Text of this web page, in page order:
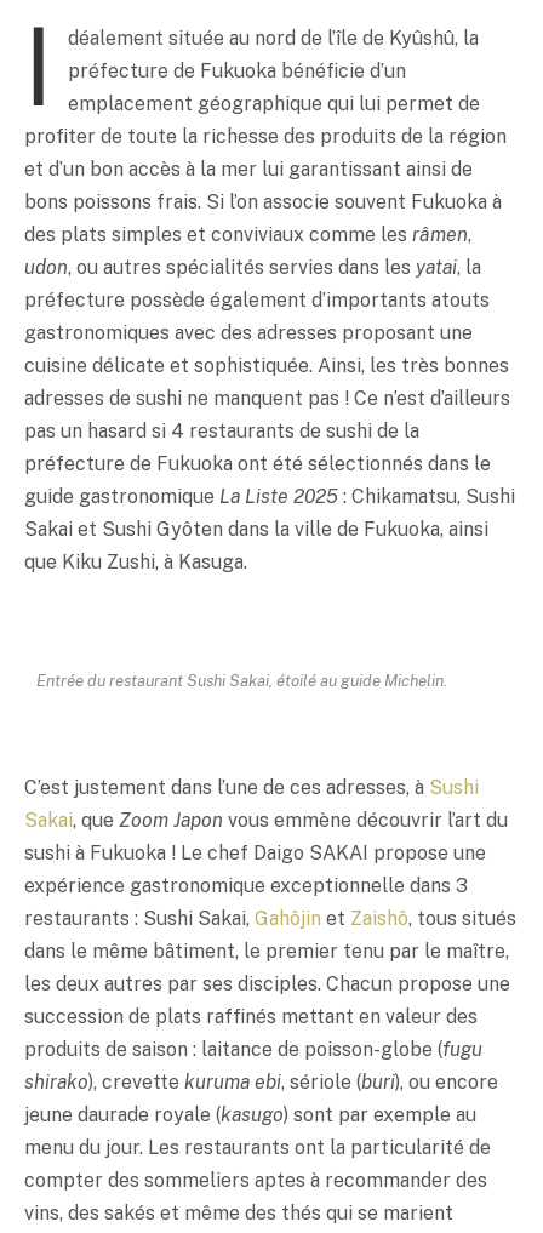
I
déalement située au nord de l’île de Kyûshû, la
préfecture de Fukuoka bénéficie d’un
emplacement géographique qui lui permet de
profiter de toute la richesse des produits de la région
et d’un bon accès à la mer lui garantissant ainsi de
bons poissons frais. Si l’on associe souvent Fukuoka à
des plats simples et conviviaux comme les râmen,
udon, ou autres spécialités servies dans les yatai, la
préfecture possède également d’importants atouts
gastronomiques avec des adresses proposant une
cuisine délicate et sophistiquée. Ainsi, les très bonnes
adresses de sushi ne manquent pas ! Ce n’est d’ailleurs
pas un hasard si 4 restaurants de sushi de la
préfecture de Fukuoka ont été sélectionnés dans le
guide gastronomique La Liste 2025 : Chikamatsu, Sushi
Sakai et Sushi Gyôten dans la ville de Fukuoka, ainsi
que Kiku Zushi, à Kasuga.
Entrée du restaurant Sushi Sakai, étoilé au guide Michelin.
C’est justement dans l’une de ces adresses, à Sushi
Sakai, que Zoom Japon vous emmène découvrir l’art du
sushi à Fukuoka ! Le chef Daigo SAKAI propose une
expérience gastronomique exceptionnelle dans 3
restaurants : Sushi Sakai, Gahôjin et Zaishô, tous situés
dans le même bâtiment, le premier tenu par le maître,
les deux autres par ses disciples. Chacun propose une
succession de plats raffinés mettant en valeur des
produits de saison : laitance de poisson-globe (fugu
shirako), crevette kuruma ebi, sériole (buri), ou encore
jeune daurade royale (kasugo) sont par exemple au
menu du jour. Les restaurants ont la particularité de
compter des sommeliers aptes à recommander des
vins, des sakés et même des thés qui se marient